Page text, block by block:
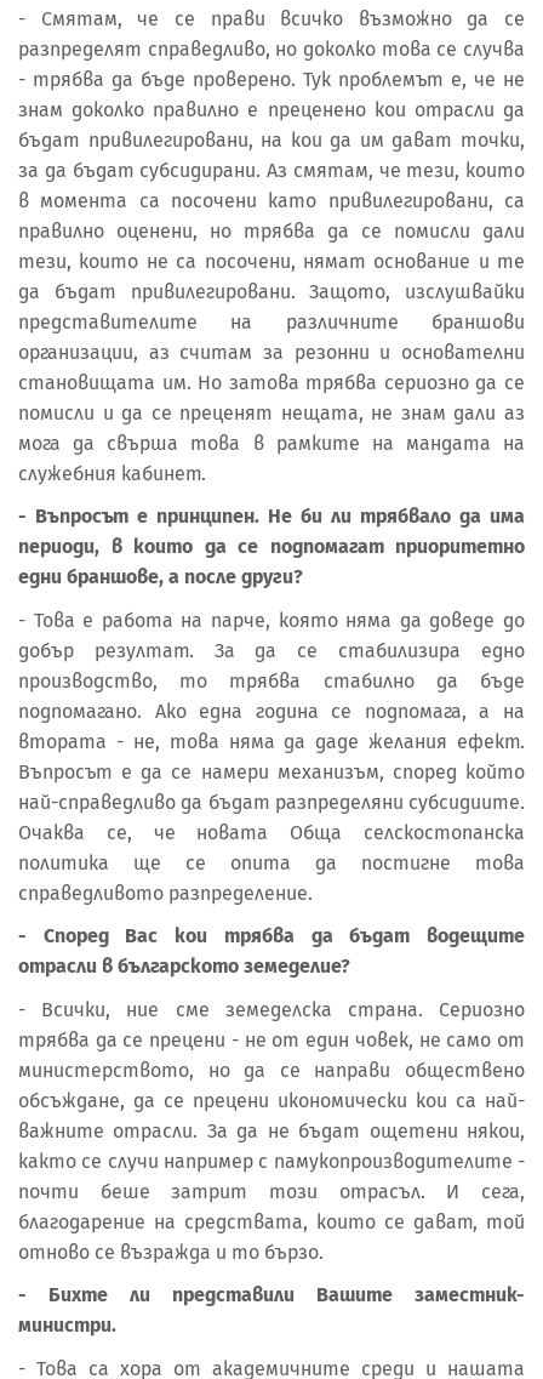
- Смятам, че се прави всичко възможно да се
разпределят справедливо, но доколко това се случва
- трябва да бъде проверено. Тук проблемът е, че не
знам доколко правилно е преценено кои отрасли да
бъдат привилегировани, на кои да им дават точки,
за да бъдат субсидирани. Аз смятам, че тези, които
в момента са посочени като привилегировани, са
правилно оценени, но трябва да се помисли дали
тези, които не са посочени, нямат основание и те
да бъдат привилегировани. Защото, изслушвайки
представителите на различните браншови
организации, аз считам за резонни и основателни
становищата им. Но затова трябва сериозно да се
помисли и да се преценят нещата, не знам дали аз
мога да свърша това в рамките на мандата на
служебния кабинет.
- Въпросът е принципен. Не би ли трябвало да има
периоди, в които да се подпомагат приоритетно
едни браншове, а после други?
- Това е работа на парче, която няма да доведе до
добър резултат. За да се стабилизира едно
производство, то трябва стабилно да бъде
подпомагано. Ако една година се подпомага, а на
втората - не, това няма да даде желания ефект.
Въпросът е да се намери механизъм, според който
най-справедливо да бъдат разпределяни субсидиите.
Очаква се, че новата Обща селскостопанска
политика ще се опита да постигне това
справедливото разпределение.
- Според Вас кои трябва да бъдат водещите
отрасли в българското земеделие?
- Всички, ние сме земеделска страна. Сериозно
трябва да се прецени - не от един човек, не само от
министерството, но да се направи обществено
обсъждане, да се прецени икономически кои са най-
важните отрасли. За да не бъдат ощетени някои,
както се случи например с памукопроизводителите -
почти беше затрит този отрасъл. И сега,
благодарение на средствата, които се дават, той
отново се възражда и то бързо.
- Бихте ли представили Вашите заместник-
министри.
- Това са хора от академичните среди и нашата